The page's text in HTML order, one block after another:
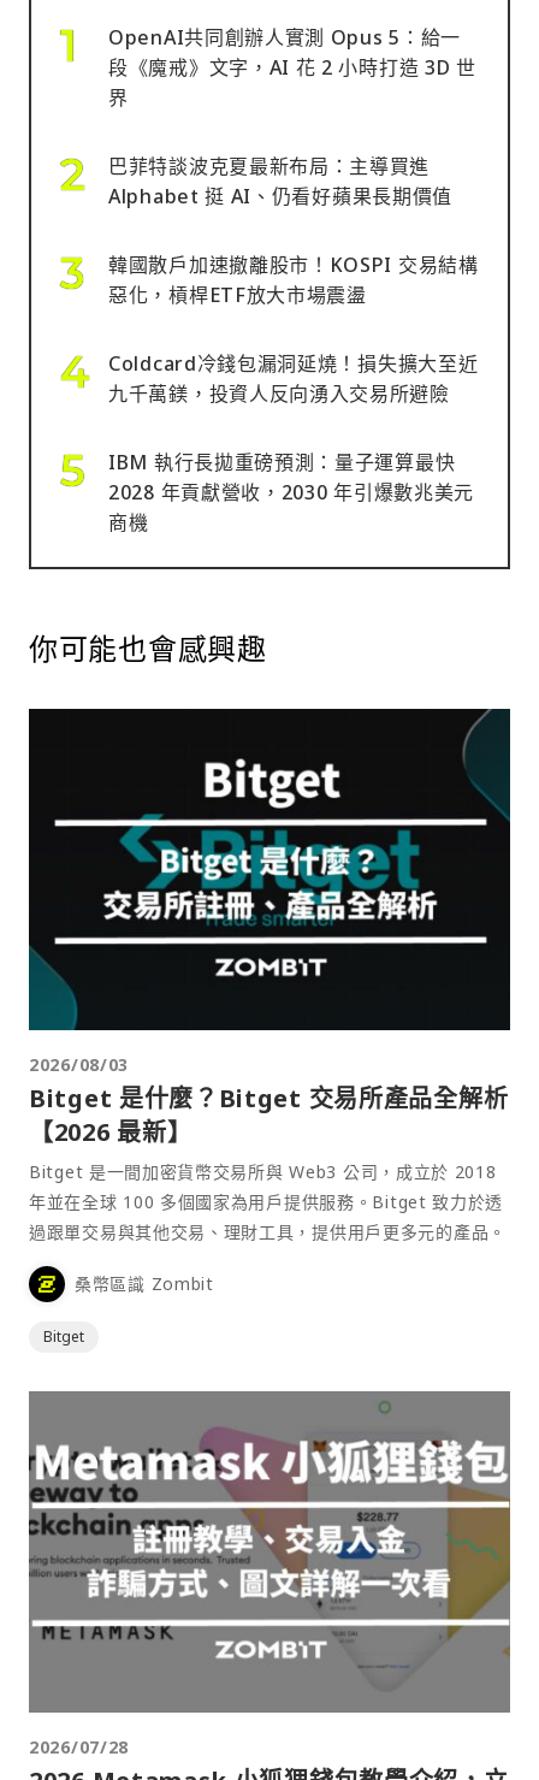
OpenAI共同創辦人實測 Opus 5：給一
段《魔戒》文字，AI 花 2 小時打造 3D 世
界
巴菲特談波克夏最新布局：主導買進
Alphabet 挺 AI、仍看好蘋果長期價值
韓國散戶加速撤離股市！KOSPI 交易結構
惡化，槓桿ETF放大市場震盪
Coldcard冷錢包漏洞延燒！損失擴大至近
九千萬鎂，投資人反向湧入交易所避險
IBM 執行長拋重磅預測：量子運算最快
2028 年貢獻營收，2030 年引爆數兆美元
商機
你可能也會感興趣
2026/08/03
Bitget 是什麼？Bitget 交易所產品全解析
【2026 最新】
Bitget 是一間加密貨幣交易所與 Web3 公司，成立於 2018
年並在全球 100 多個國家為用戶提供服務。Bitget 致力於透
過跟單交易與其他交易、理財工具，提供用戶更多元的產品。
桑幣區識 Zombit
Bitget
2026/07/28